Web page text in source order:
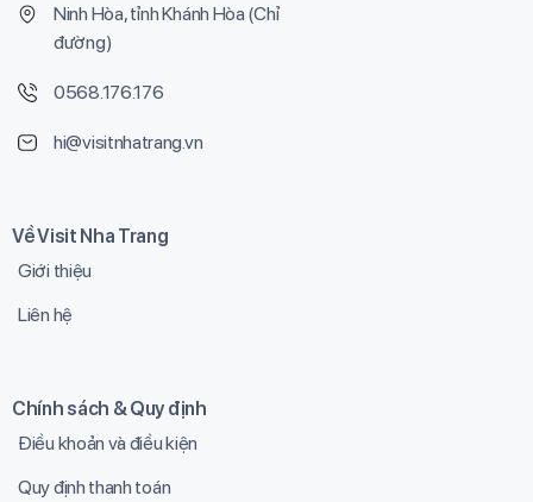
Ninh Hòa, tỉnh Khánh Hòa (Chỉ
đường)
0568.176.176
hi@visitnhatrang.vn
Về Visit Nha Trang
Giới thiệu
Liên hệ
Chính sách & Quy định
Điều khoản và điều kiện
Quy định thanh toán